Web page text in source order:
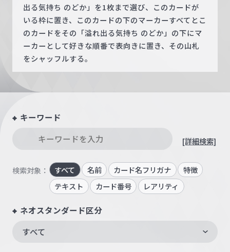
出る気持ち のどか」を1枚まで選び、このカードが
いる枠に置き、このカードの下のマーカーすべてとこ
のカードをその「溢れ出る気持ち のどか」の下にマ
ーカーとして好きな順番で表向きに置き、その山札
をシャッフルする。
キーワード
[詳細検索]
検索対象： すべて 名前 カード名フリガナ
特徴
テキスト
カード番号 レアリティ
ネオスタンダード区分
すべて